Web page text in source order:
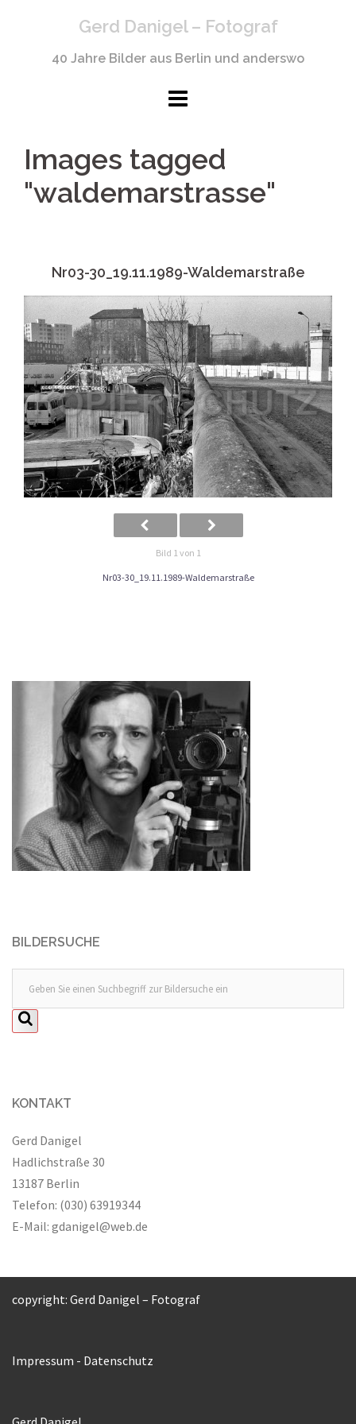
Gerd Danigel – Fotograf
40 Jahre Bilder aus Berlin und anderswo
Images tagged
"waldemarstrasse"
Nr03-30_19.11.1989-Waldemarstraße
Bild 1 von 1
Nr03-30_19.11.1989-Waldemarstraße
BILDERSUCHE
KONTAKT
Gerd Danigel
Hadlichstraße 30
13187 Berlin
Telefon: (030) 63919344
E-Mail: gdanigel@web.de
copyright: Gerd Danigel – Fotograf
Impressum - Datenschutz